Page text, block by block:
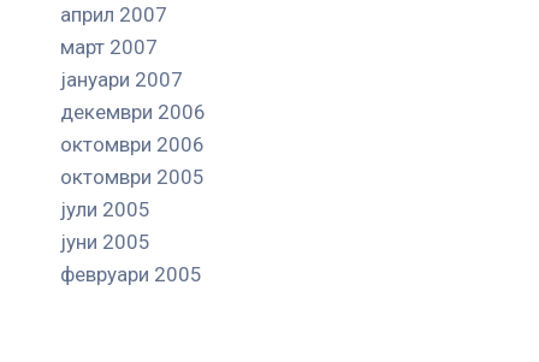
април 2007
март 2007
јануари 2007
декември 2006
октомври 2006
октомври 2005
јули 2005
јуни 2005
февруари 2005